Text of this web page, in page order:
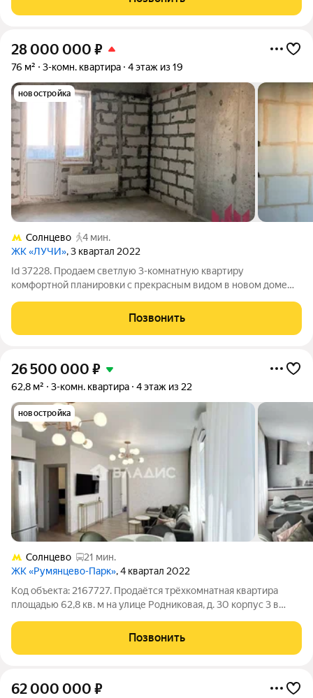
преимущества новостройки (монолит
28 000 000 ₽
76 м² 3-комн. квартира 4 этаж из 19
новостройка
Солнцево
4 мин.
ЖК «ЛУЧИ», 3 квартал 2022
Id 37228. Продаем светлую 3-комнатную квартиру
комфортной планировки с прекрасным видом в новом доме
ДЕЙСТВИТЕЛЬНО КОМФОРТНОЙ планировки - КУХНЯ
площадью 15,3 м2, ТРИ просторные изолированные КОМНАТЫ
Позвонить
26 500 000 ₽
62,8 м² 3-комн. квартира 4 этаж из 22
новостройка
Солнцево
21 мин.
ЖК «Румянцево-Парк», 4 квартал 2022
Код объекта: 2167727. Продаётся трёхкомнатная квартира
площадью 62,8 кв. м на улице Родниковая, д. 30 корпус 3 в
этажного монолитного дома, построенного в 2022 году.
Высота потолков 2,95 м создаёт
Позвонить
62 000 000 ₽